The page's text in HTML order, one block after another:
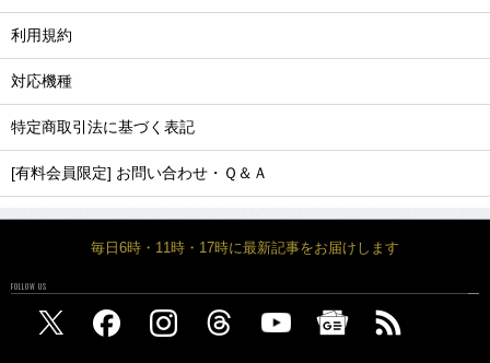
利用規約
対応機種
特定商取引法に基づく表記
[有料会員限定] お問い合わせ・Ｑ＆Ａ
毎日6時・11時・17時に最新記事をお届けします
FOLLOW US